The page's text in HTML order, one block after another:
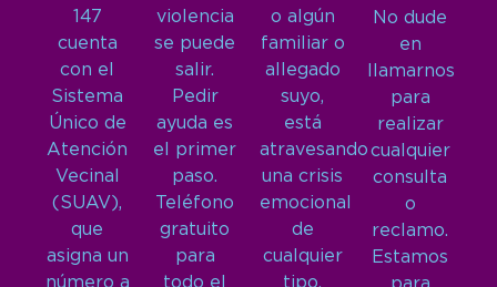
147
cuenta
con el
Sistema
Único de
Atención
Vecinal
(SUAV),
que
asigna un
número a
violencia
se puede
salir.
Pedir
ayuda es
el primer
paso.
Teléfono
gratuito
para
todo el
o algún
familiar o
allegado
suyo,
está
atravesando
una crisis
emocional
de
cualquier
tipo,
No dude
en
llamarnos
para
realizar
cualquier
consulta
o
reclamo.
Estamos
para